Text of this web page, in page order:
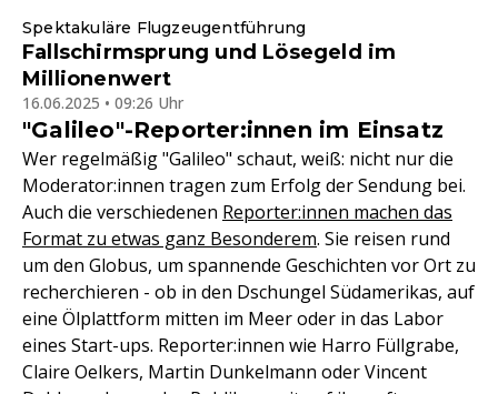
Spektakuläre Flugzeugentführung
Fallschirmsprung und Lösegeld im
Millionenwert
16.06.2025 • 09:26 Uhr
"Galileo"-Reporter:innen im Einsatz
Wer regelmäßig "Galileo" schaut, weiß: nicht nur die
Moderator:innen tragen zum Erfolg der Sendung bei.
Auch die verschiedenen Reporter:innen machen das
Format zu etwas ganz Besonderem. Sie reisen rund
um den Globus, um spannende Geschichten vor Ort zu
recherchieren - ob in den Dschungel Südamerikas, auf
eine Ölplattform mitten im Meer oder in das Labor
eines Start-ups. Reporter:innen wie Harro Füllgrabe,
Claire Oelkers, Martin Dunkelmann oder Vincent